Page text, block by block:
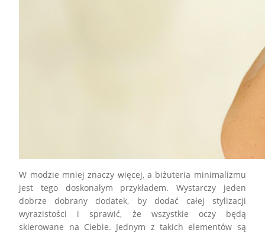
W modzie mniej znaczy więcej, a biżuteria minimalizmu
jest tego doskonałym przykładem. Wystarczy jeden
dobrze dobrany dodatek, by dodać całej stylizacji
wyrazistości i sprawić, że wszystkie oczy będą
skierowane na Ciebie. Jednym z takich elementów są